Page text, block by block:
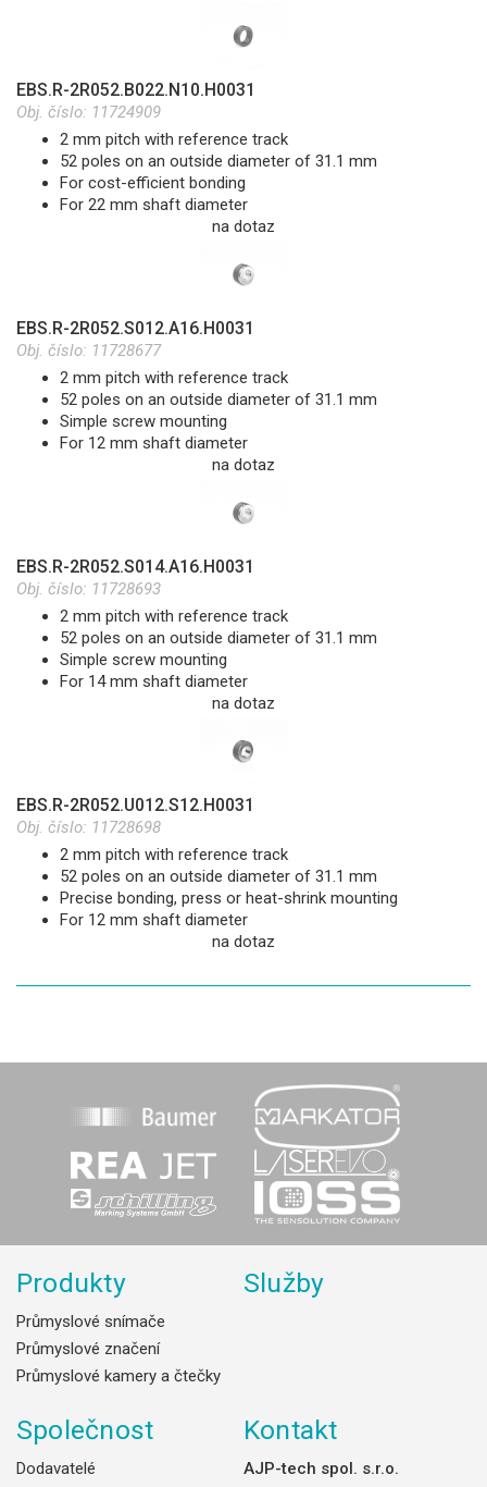
EBS.R-2R052.B022.N10.H0031
Obj. číslo: 11724909
2 mm pitch with reference track
52 poles on an outside diameter of 31.1 mm
For cost-efficient bonding
For 22 mm shaft diameter
na dotaz
EBS.R-2R052.S012.A16.H0031
Obj. číslo: 11728677
2 mm pitch with reference track
52 poles on an outside diameter of 31.1 mm
Simple screw mounting
For 12 mm shaft diameter
na dotaz
EBS.R-2R052.S014.A16.H0031
Obj. číslo: 11728693
2 mm pitch with reference track
52 poles on an outside diameter of 31.1 mm
Simple screw mounting
For 14 mm shaft diameter
na dotaz
EBS.R-2R052.U012.S12.H0031
Obj. číslo: 11728698
2 mm pitch with reference track
52 poles on an outside diameter of 31.1 mm
Precise bonding, press or heat-shrink mounting
For 12 mm shaft diameter
na dotaz
Produkty
Průmyslové snímače
Průmyslové značení
Průmyslové kamery a čtečky
Služby
Společnost
Dodavatelé
Kontakt
AJP-tech spol. s.r.o.